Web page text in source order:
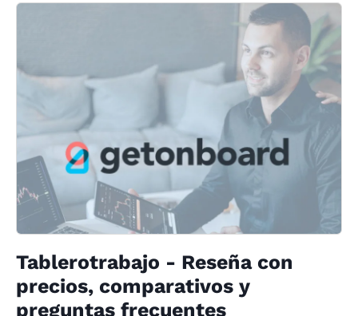
Tablerotrabajo - Reseña con
precios, comparativos y
preguntas frecuentes